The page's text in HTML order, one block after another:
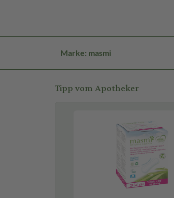
Marke: masmi
Tipp vom Apotheker